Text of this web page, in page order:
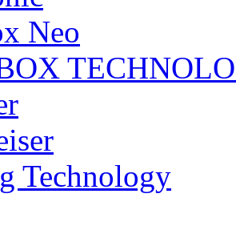
Neo
Technology